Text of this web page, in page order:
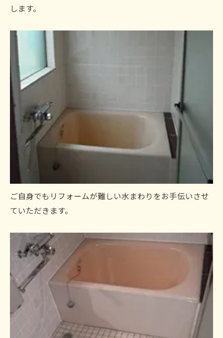
します。
ご自身でもリフォームが難しい水まわりをお手伝いさせ
ていただきます。